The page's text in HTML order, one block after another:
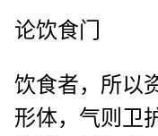
论饮食门
饮食者，所以
形体，气则卫